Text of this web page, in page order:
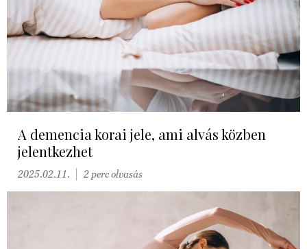
A demencia korai jele, ami alvás közben
jelentkezhet
2025.02.11. 2 perc olvasás